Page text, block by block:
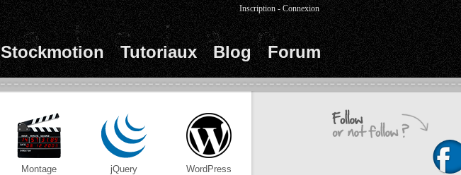
Stockmotion Tutoriaux Blog Forum
Inscription -Connexion
Montage jQuery WordPress